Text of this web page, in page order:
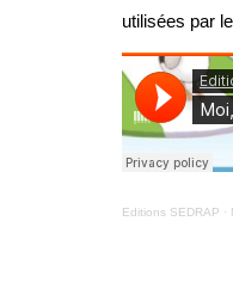
utilisées par
Editions SEDRAP ·